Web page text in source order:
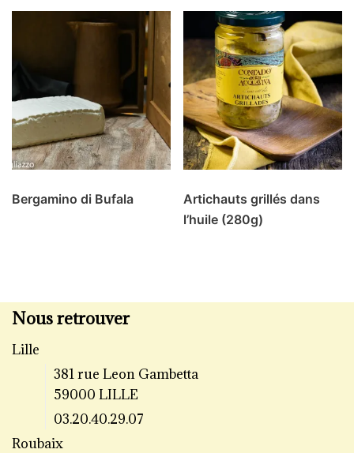
Bergamino di Bufala
Artichauts grillés dans
l’huile (280g)
Nous retrouver
Lille
381 rue Leon Gambetta
59000 LILLE
03.20.40.29.07
Roubaix